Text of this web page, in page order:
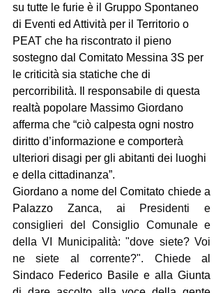
su tutte le furie è il Gruppo Spontaneo
di Eventi ed Attività per il Territorio o
PEAT che ha riscontrato il pieno
sostegno dal Comitato Messina 3S per
le criticità sia statiche che di
percorribilità. Il responsabile di questa
realtà popolare Massimo Giordano
afferma che “ciò calpesta ogni nostro
diritto d’informazione e comporterà
ulteriori disagi per gli abitanti dei luoghi
e della cittadinanza”.
Giordano a nome del Comitato chiede a
Palazzo Zanca, ai
Presidenti e
consiglieri del Consiglio Comunale e
della VI Municipalità: "dove siete? Voi
ne siete al corrente?". Chiede al
Sindaco Federico Basile e alla Giunta